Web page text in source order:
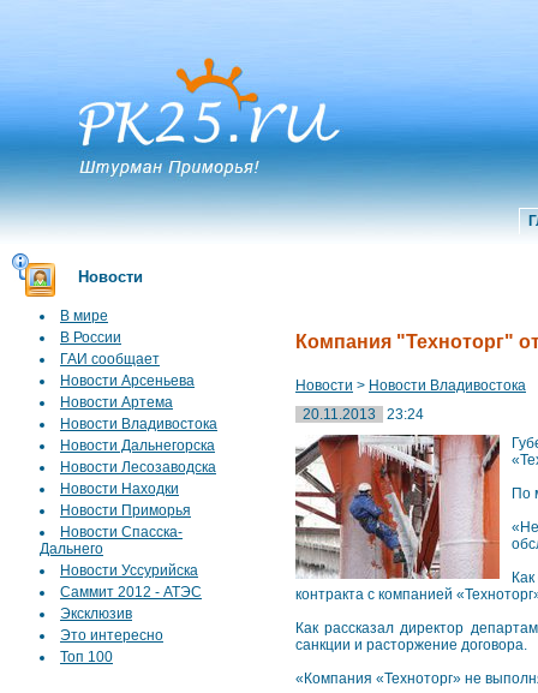
Новости
В мире
В России
ГАИ сообщает
Новости Арсеньева
Новости Артема
Новости Владивостока
Новости Дальнегорска
Новости Лесозаводска
Новости Находки
Новости Приморья
Новости Спасска-
Дальнего
Новости Уссурийска
Саммит 2012 - АТЭС
Эксклюзив
Это интересно
Топ 100
Компания "Техноторг"
Новости > Новости Владивостока
20.11.2013
23:24
По
контракта с компанией
Как рассказал директор
санкции и расторжение договора.
«Компания «Техноторг» не